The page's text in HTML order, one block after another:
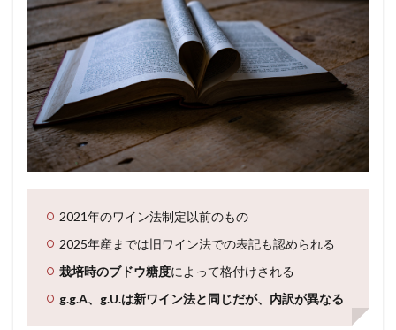
2021年のワイン法制定以前のもの
2025年産までは旧ワイン法での表記も認められる
栽培時のブドウ糖度によって格付けされる
g.g.A、g.U.は新ワイン法と同じだが、内訳が異なる